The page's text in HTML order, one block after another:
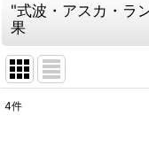
"式波・アスカ・ラ
果
4件